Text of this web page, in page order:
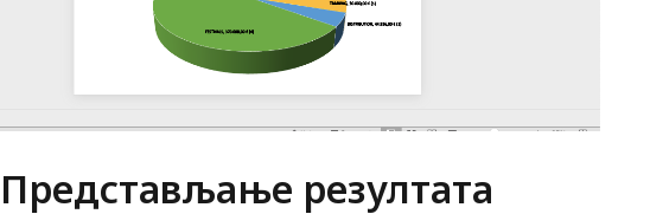
Представљање резултата